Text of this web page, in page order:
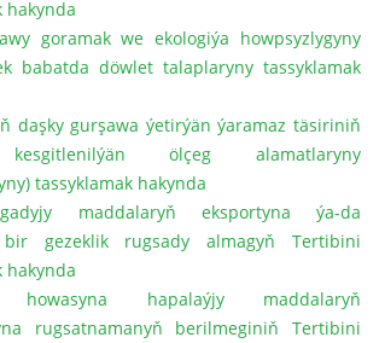
hakynda
goramak we ekologiýa howpsyzlygyny
babatda döwlet talaplaryny tassyklamak
daşky gurşawa ýetirýän ýaramaz täsiriniň
ölçeg alamatlaryny
tassyklamak hakynda
maddalaryň eksportyna ýa-da
gezeklik rugsady almagyň Tertibini
hakynda
howasyna hapalaýjy maddalaryň
rugsatnamanyň berilmeginiň Tertibini